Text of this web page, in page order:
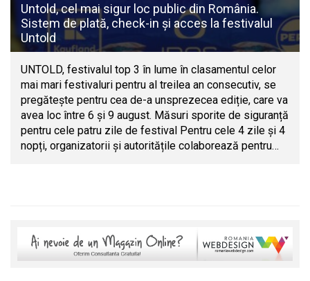
Untold, cel mai sigur loc public din România.
Sistem de plată, check-in și acces la festivalul
Untold
UNTOLD, festivalul top 3 în lume în clasamentul celor
mai mari festivaluri pentru al treilea an consecutiv, se
pregătește pentru cea de-a unsprezecea ediție, care va
avea loc între 6 și 9 august. Măsuri sporite de siguranță
pentru cele patru zile de festival Pentru cele 4 zile și 4
nopți, organizatorii și autoritățile colaborează pentru…